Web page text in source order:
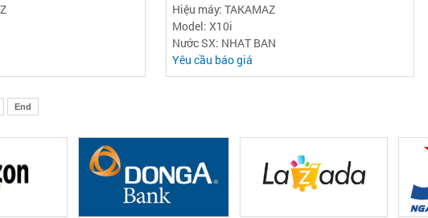
Hiệu máy: TAKAMAZ
Model: X10i
Nước SX: NHAT BAN
Yêu cầu báo giá
End